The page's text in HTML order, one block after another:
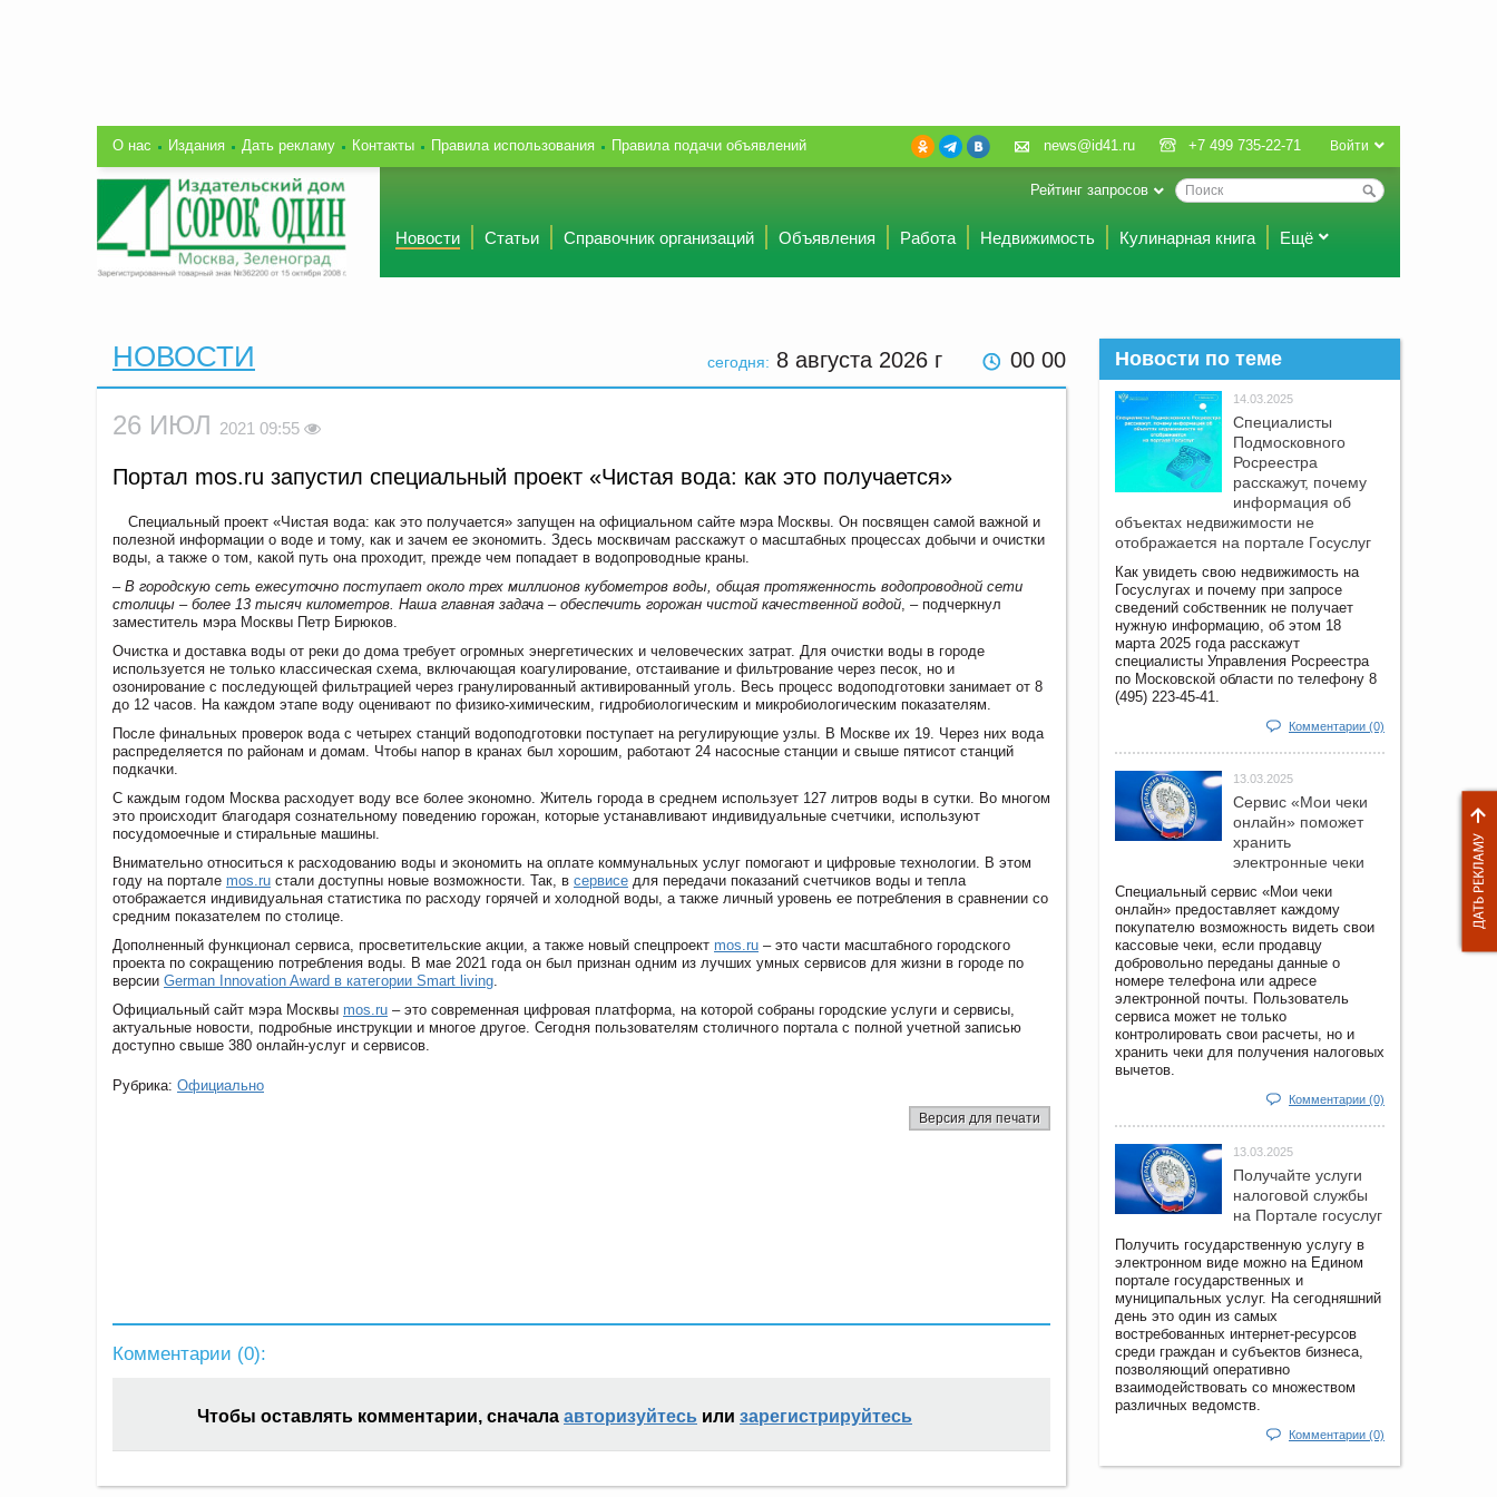
О нас Издания Дать рекламу Контакты Правила использования Правила подачи объявлений Войти
news@id41.ru +7 499 735-22-71
Рейтинг запросов
Новости Статьи Справочник организаций Объявления Работа Недвижимость Кулинарная книга Ещё
сегодня: 8 августа 2026 г 00 00
НОВОСТИ
26 ИЮЛ 2021 09:55
Портал mos.ru запустил специальный проект «Чистая вода: как это получается»
Специальный проект «Чистая вода: как это получается» запущен на официальном сайте мэра Москвы. Он посвящен самой важной и
полезной информации о воде и тому, как и зачем ее экономить. Здесь москвичам расскажут о масштабных процессах добычи и очистки
воды, а также о том, какой путь она проходит, прежде чем попадает в водопроводные краны.
– В городскую сеть ежесуточно поступает около трех миллионов кубометров воды, общая протяженность водопроводной сети
столицы – более 13 тысяч километров. Наша главная задача – обеспечить горожан чистой качественной водой , – подчеркнул
заместитель мэра Москвы Петр Бирюков
Очистка и доставка воды от реки до дома требует огромных энергетических и человеческих затрат. Для очистки воды в городе
используется не только классическая схема, включающая коагулирование, отстаивание и фильтрование через песок, но и
озонирование с последующей фильтрацией через гранулированный активированный уголь. Весь процесс водоподготовки занимает от 8
до 12 часов. На каждом этапе воду оценивают по физико-химическим, гидробиологическим и микробиологическим показателям.
После финальных проверок вода с четырех станций водоподготовки поступает на регулирующие узлы. В Москве их 19. Через них вода
распределяется по районам и домам. Чтобы напор в кранах был хорошим, работают 24 насосные станции и свыше пятисот станций
подкачки.
С каждым годом Москва расходует воду все более экономно. Житель города в среднем использует 127 литров воды в сутки. Во многом
это происходит благодаря сознательному поведению горожан, которые устанавливают индивидуальные счетчики, используют
посудомоечные и стиральные машины.
Внимательно относиться к расходованию воды и экономить на оплате коммунальных услуг помогают и цифровые технологии. В этом
году на портале mos.ru стали доступны новые возможности. Так, в сервисе для передачи показаний счетчиков воды и тепла
отображается индивидуальная статистика по расходу горячей и холодной воды, а также личный уровень ее потребления в сравнении со
средним показателем по столице.
Дополненный функционал сервиса, просветительские акции, а также новый спецпроект mos.ru – это части масштабного городского
проекта по сокращению потребления воды. В мае 2021 года он был признан одним из лучших умных сервисов для жизни в городе по
версии German Innovation Award в категории Smart living
Официальный сайт мэра Москвы mos.ru – это современная цифровая платформа, на которой собраны городские услуги и сервисы,
актуальные новости, подробные инструкции и многое другое. Сегодня пользователям столичного портала с полной учетной записью
доступно свыше 380 онлайн-услуг и сервисов.
Рубрика: Официально
Версия для печати
Комментарии (0):
Чтобы оставлять комментарии, сначала авторизуйтесь или зарегистрируйтесь
Новости по теме
14.03.2025
Специалисты
Подмосковного
Росреестра
расскажут, почему
информация об
объектах недвижимости не
отображается на портале Госуслуг
Как увидеть свою недвижимость на
Госуслугах и почему при запросе
сведений собственник не получает
нужную информацию, об этом 18
марта 2025 года расскажут
специалисты Управления Росреестра
по Московской области по телефону 8
(495) 223-45-41.
Комментарии (0)
13.03.2025
Сервис «Мои чеки
онлайн» поможет
хранить
электронные чеки
Специальный сервис «Мои чеки
онлайн» предоставляет каждому
покупателю возможность видеть свои
кассовые чеки, если продавцу
добровольно переданы данные о
номере телефона или адресе
электронной почты. Пользователь
сервиса может не только
контролировать свои расчеты, но и
хранить чеки для получения налоговых
вычетов.
Комментарии (0)
13.03.2025
Получайте услуги
налоговой службы
на Портале госyслуг
Получить государственную услугу в
электронном виде можно на Едином
портале государственных и
муниципальных услуг. На сегодняшний
день это один из самых
востребованных интернет-ресурсов
среди граждан и субъектов бизнеса,
позволяющий оперативно
взаимодействовать со множеством
различных ведомств.
Комментарии (0)